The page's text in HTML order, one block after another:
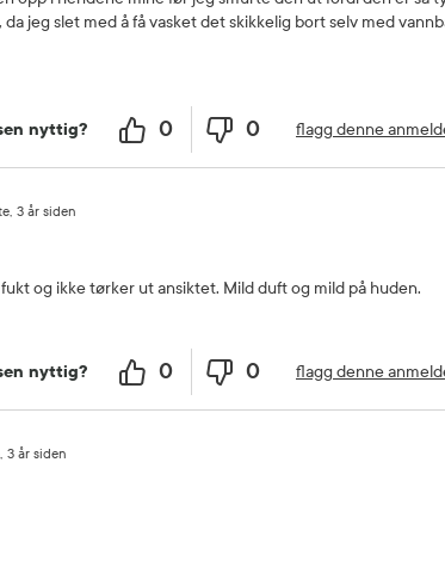
jeg slet med å få vasket det skikkelig bort selv med
nyttig? 0 0 flagg denne
3 år siden
og ikke tørker ut ansiktet. Mild duft og mild på huden.
nyttig? 0 0 flagg denne
3 år siden